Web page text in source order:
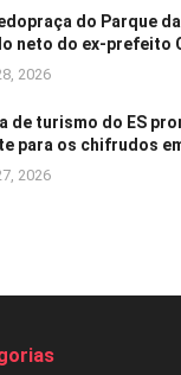
do Parque
neto do ex-prefeito
2026
de turismo do ES
para os chifrudos
2026